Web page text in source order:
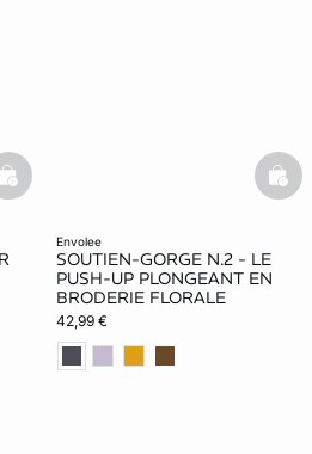
basketfull
envolee
SOUTIEN-GORGE N.2 - LE
PUSH-UP PLONGEANT EN
BRODERIE FLORALE
42,99 €